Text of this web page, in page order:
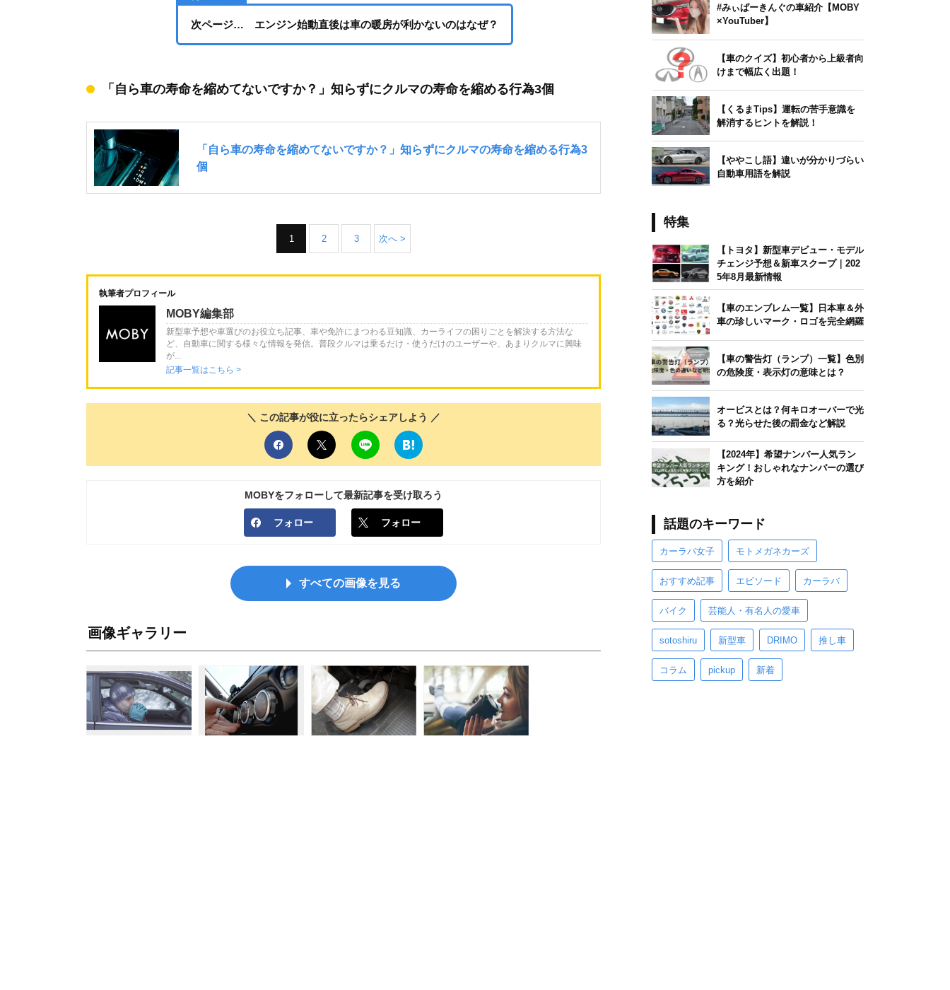
次ページ… エンジン始動直後は車の暖房が利かないのはなぜ？
「自ら車の寿命を縮めてないですか？」知らずにクルマの寿命を縮める行為3個
1 2 3 次へ >
執筆者プロフィール
MOBY編集部
新型車予想や車選びのお役立ち記事、車や免許にまつわる豆知識、カーライフの困りごとを解決する方法な
ど、自動車に関する様々な情報を発信。普段クルマは乗るだけ・使うだけのユーザーや、あまりクルマに興味
が...
記事一覧はこちら >
＼ この記事が役に立ったらシェアしよう ／
MOBYをフォローして最新記事を受け取ろう
フォロー フォロー
すべての画像を見る
画像ギャラリー
#みぃぱーきんぐの車紹介【MOBY
×YouTuber】
【車のクイズ】初心者から上級者向
けまで幅広く出題！
【くるまTips】運転の苦手意識を
解消するヒントを解説！
【ややこし語】違いが分かりづらい
自動車用語を解説
特集
【トヨタ】新型車デビュー・モデル
チェンジ予想＆新車スクープ｜202
5年8月最新情報
【車のエンブレム一覧】日本車＆外
車の珍しいマーク・ロゴを完全網羅
【車の警告灯（ランプ）一覧】色別
の危険度・表示灯の意味とは？
オービスとは？何キロオーバーで光
る？光らせた後の罰金など解説
【2024年】希望ナンバー人気ラン
キング！おしゃれなナンバーの選び
方を紹介
話題のキーワード
カーラバ女子 モトメガネカーズ
おすすめ記事 エピソード カーラバ
バイク 芸能人・有名人の愛車
sotoshiru 新型車 DRIMO 推し車
コラム pickup 新着